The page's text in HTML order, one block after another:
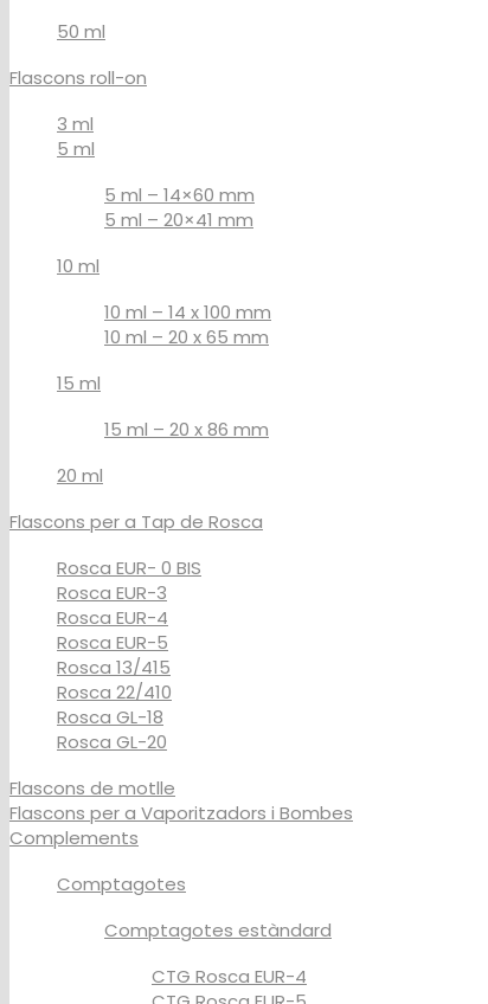
50 ml
Flascons roll-on
3 ml
5 ml
5 ml – 14×60 mm
5 ml – 20×41 mm
10 ml
10 ml – 14 x 100 mm
10 ml – 20 x 65 mm
15 ml
15 ml – 20 x 86 mm
20 ml
Flascons per a Tap de Rosca
Rosca EUR- 0 BIS
Rosca EUR-3
Rosca EUR-4
Rosca EUR-5
Rosca 13/415
Rosca 22/410
Rosca GL-18
Rosca GL-20
Flascons de motlle
Flascons per a Vaporitzadors i Bombes
Complements
Comptagotes
Comptagotes estàndard
CTG Rosca EUR-4